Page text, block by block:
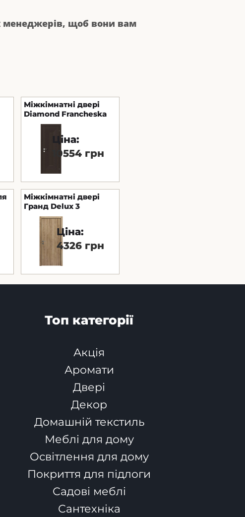
менеджерів, щоб вони вам
Міжкімнатні двері
Diamond Francheska
Ціна:
10554 грн
Міжкімнатні двері
Гранд Delux ​​3
Ціна:
4326 грн
Топ категорії
Акція
Аромати
Двері
Декор
Домашній текстиль
Меблі для дому
Освітлення для дому
Покриття для підлоги
Садові меблі
Сантехніка